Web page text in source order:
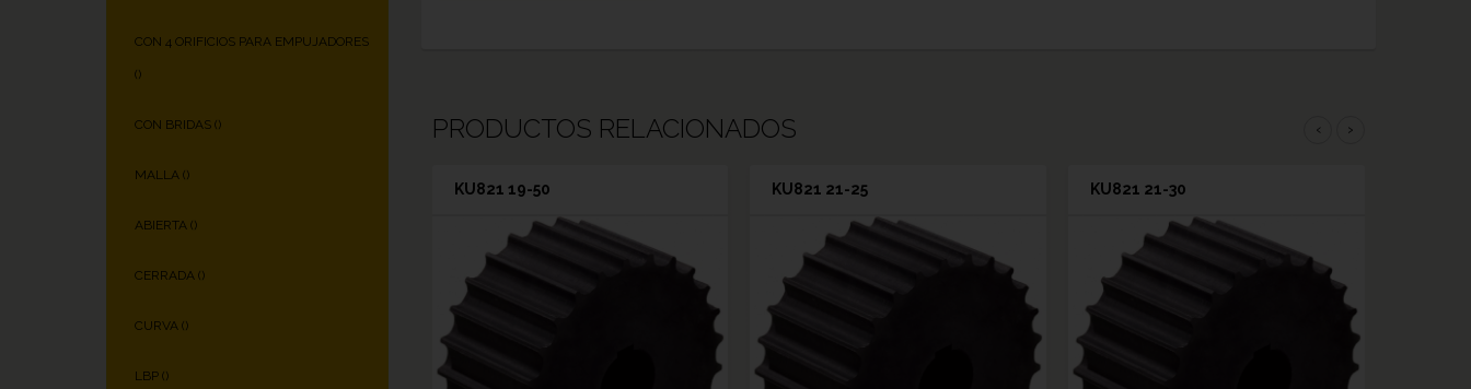
CON 4 ORIFICIOS PARA EMPUJADORES
()
CON BRIDAS ()
MALLA ()
ABIERTA ()
CERRADA ()
CURVA ()
LBP ()
PRODUCTOS RELACIONADOS ‹ ›
KU821 19-50 KU821 21-25 KU821 21-30